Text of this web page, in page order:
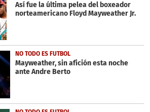
Así fue la última pelea del boxeador
norteamericano Floyd Mayweather Jr.
NO TODO ES FUTBOL
Mayweather, sin afición esta noche
ante Andre Berto